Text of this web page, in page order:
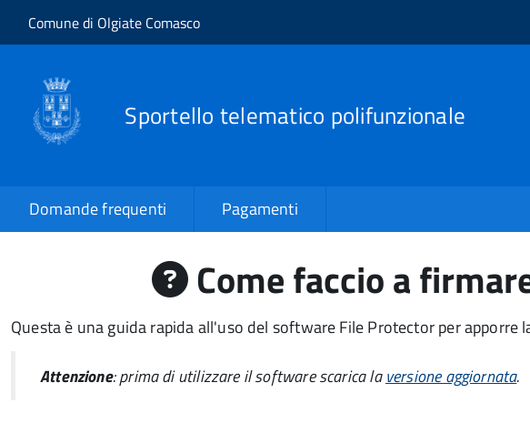
Salta al contenuto principale
Skip to site navigation
Comune di Olgiate Comasco
Sportello telematico polifunzionale
Domande frequenti Pagamenti
Come faccio a
Questa è una guida rapida all'uso del software File Protector per
Attenzione: prima di utilizzare il software scarica laversione aggiornata.